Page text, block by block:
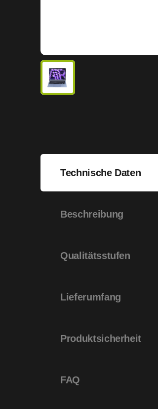
Technische Daten
Beschreibung
Qualitätsstufen
Lieferumfang
Produktsicherheit
FAQ